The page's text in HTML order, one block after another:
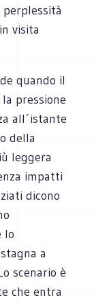
visita
quando il
pressione
all´istante
della
leggera
impatti
dicono
lo
a
scenario è
che entra